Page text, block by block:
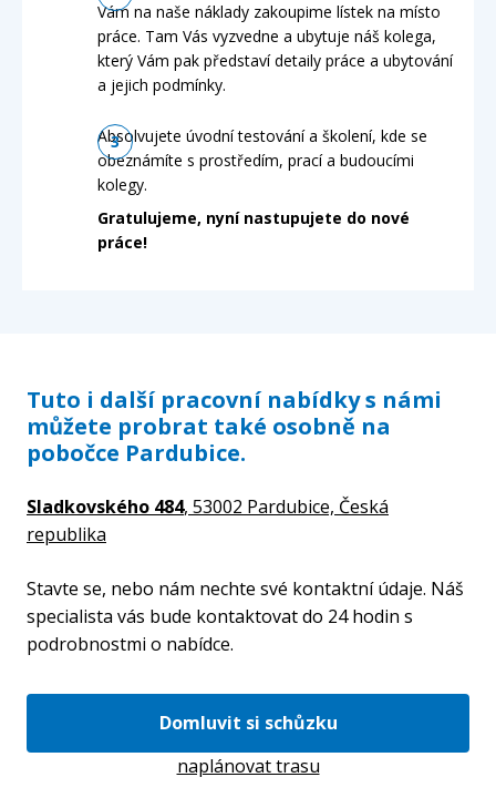
Vám na naše náklady zakoupime lístek na místo
práce. Tam Vás vyzvedne a ubytuje náš kolega,
který Vám pak představí detaily práce a ubytování
a jejich podmínky.
Absolvujete úvodní testování a školení, kde se
obeznámíte s prostředím, prací a budoucími
kolegy.
Gratulujeme, nyní nastupujete do nové
práce!
Tuto i další pracovní nabídky s námi
můžete probrat také osobně na
pobočce Pardubice.
Sladkovského 484, 53002 Pardubice, Česká
republika
Stavte se, nebo nám nechte své kontaktní údaje. Náš
specialista vás bude kontaktovat do 24 hodin s
podrobnostmi o nabídce.
Domluvit si schůzku
naplánovat trasu